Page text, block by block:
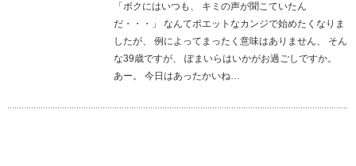
「ボクにはいつも、 キミの声が聞こていたん
だ・・・」 なんてポエットなカンジで始めたくなりま
したが、 例によってまったく意味はありません、 そん
な39歳ですが、 ぽまいらはいかがお過ごしですか。
あー。 今日はあったかいね…